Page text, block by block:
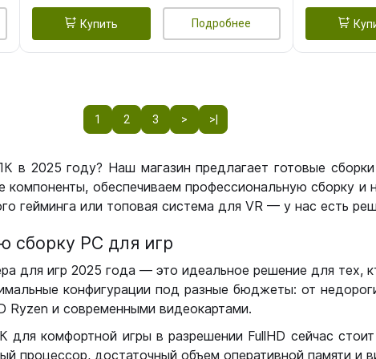
Купить Подробнее
1 2 3 > >|
в 2025 году? Наш магазин предлагает готовые
обеспечиваем профессиональную сборку и
гейминга или топовая система для VR — у нас есть
сборку РС для игр
для игр 2025 года — это идеальное решение для тех,
конфигурации под разные бюджеты: от
и современными видеокартами.
комфортной игры в разрешении FullHD сейчас
процессор, достаточный объем оперативной памяти и